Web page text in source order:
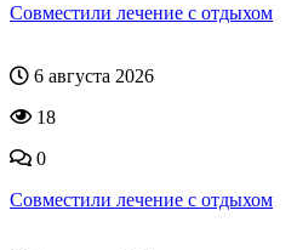
Совместили лечение с отдыхом
6 августа 2026
18
0
Совместили лечение с отдыхом